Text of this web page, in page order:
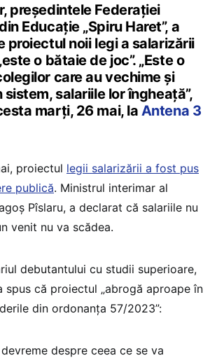
președintele Federației
Educație „Spiru Haret”, a
proiectul noii legi a salarizării
o bătaie de joc”. „Este o
care au vechime și
salariile lor îngheață”,
marți, 26 mai, la Antena 3
proiectul legii salarizării a fost pus
publică. Ministrul interimar al
Pîslaru, a declarat că salariile nu
venit nu va scădea.
debutantului cu studii superioare,
spus că proiectul „abrogă aproape în
din ordonanța 57/2023”:
despre ceea ce se va